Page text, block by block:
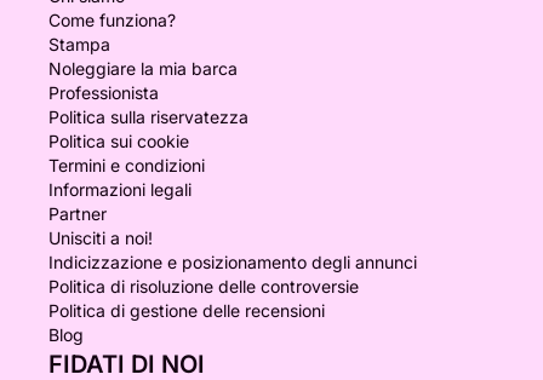
Come funziona?
Stampa
Noleggiare la mia barca
Professionista
Politica sulla riservatezza
Politica sui cookie
Termini e condizioni
Informazioni legali
Partner
Unisciti a noi!
Indicizzazione e posizionamento degli annunci
Politica di risoluzione delle controversie
Politica di gestione delle recensioni
Blog
FIDATI DI NOI